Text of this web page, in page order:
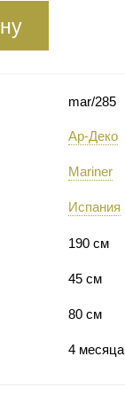
mar/285
Ар-Деко
Mariner
Испания
190 см
45 см
80 см
4 месяца